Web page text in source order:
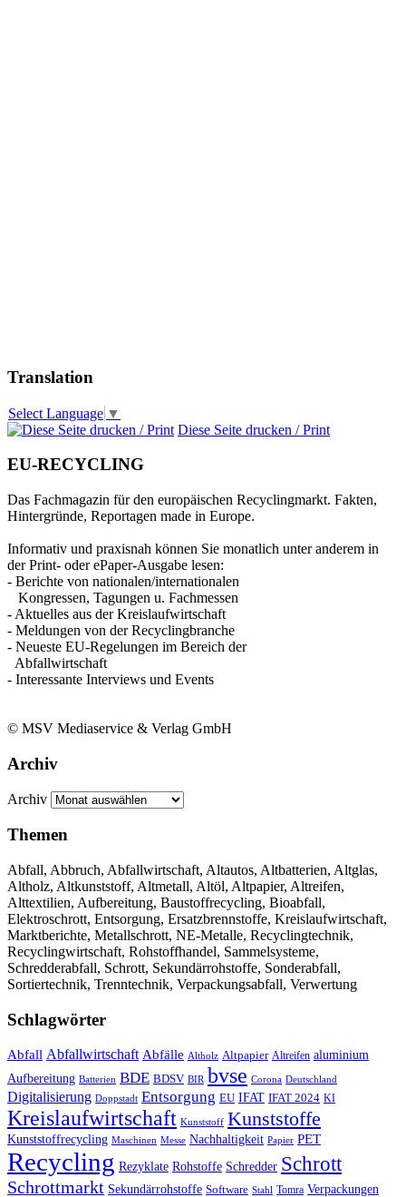
Translation
Select Language ▼
Diese Seite drucken / Print
EU-RECYCLING
Das Fachmagazin für den europäischen Recyclingmarkt. Fakten,
Hintergründe, Reportagen made in Europe.
Informativ und praxisnah können Sie monatlich unter anderem in
der Print- oder ePaper-Ausgabe lesen:
- Berichte von nationalen/internationalen
Kongressen, Tagungen u. Fachmessen
- Aktuelles aus der Kreislaufwirtschaft
- Meldungen von der Recyclingbranche
- Neueste EU-Regelungen im Bereich der
Abfallwirtschaft
- Interessante Interviews und Events
© MSV Mediaservice & Verlag GmbH
Archiv
Archiv
Themen
Abfall, Abbruch, Abfallwirtschaft, Altautos, Altbatterien, Altglas,
Altholz, Altkunststoff, Altmetall, Altöl, Altpapier, Altreifen,
Alttextilien, Aufbereitung, Baustoffrecycling, Bioabfall,
Elektroschrott, Entsorgung, Ersatzbrennstoffe, Kreislaufwirtschaft,
Marktberichte, Metallschrott, NE-Metalle, Recyclingtechnik,
Recyclingwirtschaft, Rohstoffhandel, Sammelsysteme,
Schredderabfall, Schrott, Sekundärrohstoffe, Sonderabfall,
Sortiertechnik, Trenntechnik, Verpackungsabfall, Verwertung
Schlagwörter
Abfall Abfallwirtschaft Abfälle Altholz Altpapier Altreifen aluminium
Aufbereitung Batterien BDE BDSV BIR bvse Corona Deutschland
Digitalisierung Doppstadt Entsorgung EU IFAT IFAT 2024 KI
Kreislaufwirtschaft Kunststoff Kunststoffe
Kunststoffrecycling Maschinen Messe Nachhaltigkeit Papier PET
Recycling Rezyklate Rohstoffe Schredder Schrott
Schrottmarkt Sekundärrohstoffe Software Stahl Tomra Verpackungen